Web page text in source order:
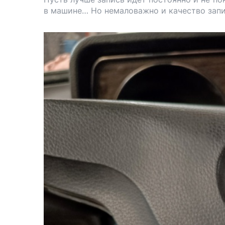
в машине… Но немаловажно и качество